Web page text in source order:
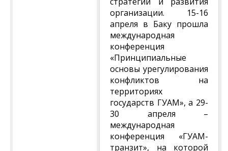
организации. 15-16
апреля в Баку прошла
международная
конференция
«Принципиальные
основы урегулирования
конфликтов на
территориях
государств ГУАМ», а 29-
30 апреля –
международная
конференция «ГУАМ-
транзит», на которой